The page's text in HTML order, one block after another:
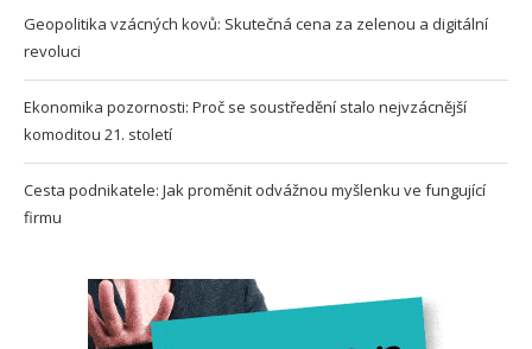
Geopolitika vzácných kovů: Skutečná cena za zelenou a digitální
revoluci
Ekonomika pozornosti: Proč se soustředění stalo nejvzácnější
komoditou 21. století
Cesta podnikatele: Jak proměnit odvážnou myšlenku ve fungující
firmu